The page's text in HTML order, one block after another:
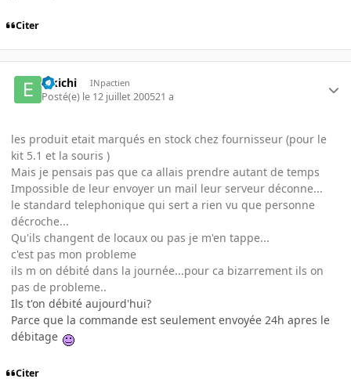
Citer
Eikichi INpactien
Posté(e) le 12 juillet 200521 a
les produit etait marqués en stock chez fournisseur (pour le
kit 5.1 et la souris )
Mais je pensais pas que ca allais prendre autant de temps
Impossible de leur envoyer un mail leur serveur déconne...
le standard telephonique qui sert a rien vu que personne
décroche...
Qu'ils changent de locaux ou pas je m'en tappe...
c'est pas mon probleme
ils m on débité dans la journée...pour ca bizarrement ils on
pas de probleme..
Ils t'on débité aujourd'hui?
Parce que la commande est seulement envoyée 24h apres le
débitage
Citer